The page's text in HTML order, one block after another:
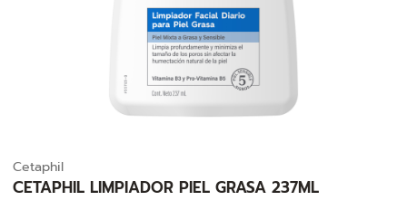
Cetaphil
CETAPHIL LIMPIADOR PIEL GRASA 237ML